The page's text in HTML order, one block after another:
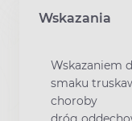
Wskazania
Wskazaniem
smaku
choroby